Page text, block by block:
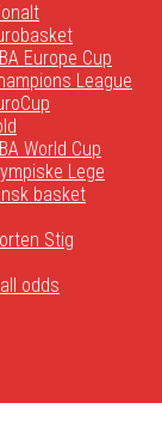
Europe Cup
League
World Cup
Lege
basket
Stig
odds